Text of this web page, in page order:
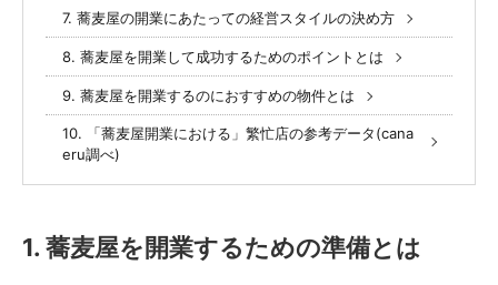
7. 蕎麦屋の開業にあたっての経営スタイルの決め方
8. 蕎麦屋を開業して成功するためのポイントとは
9. 蕎麦屋を開業するのにおすすめの物件とは
10. 「蕎麦屋開業における」繁忙店の参考データ(cana
eru調べ)
1. 蕎麦屋を開業するための準備とは